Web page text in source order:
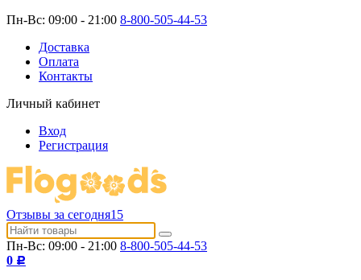
Пн-Вс: 09:00 - 21:00 8-800-505-44-53
Доставка
Оплата
Контакты
Личный кабинет
Вход
Регистрация
Отзывы за сегодня15
Пн-Вс: 09:00 - 21:00 8-800-505-44-53
0 Р